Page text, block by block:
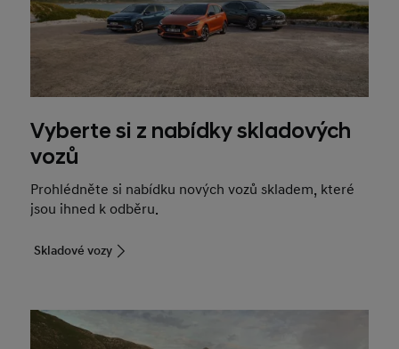
Vyberte si z nabídky skladových
vozů
Prohlédněte si nabídku nových vozů skladem, které
jsou ihned k odběru.
Skladové vozy